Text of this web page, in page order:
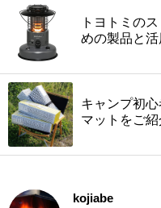
トヨトミの
めの製品と
キャンプ初
マットをご紹
kojiabe